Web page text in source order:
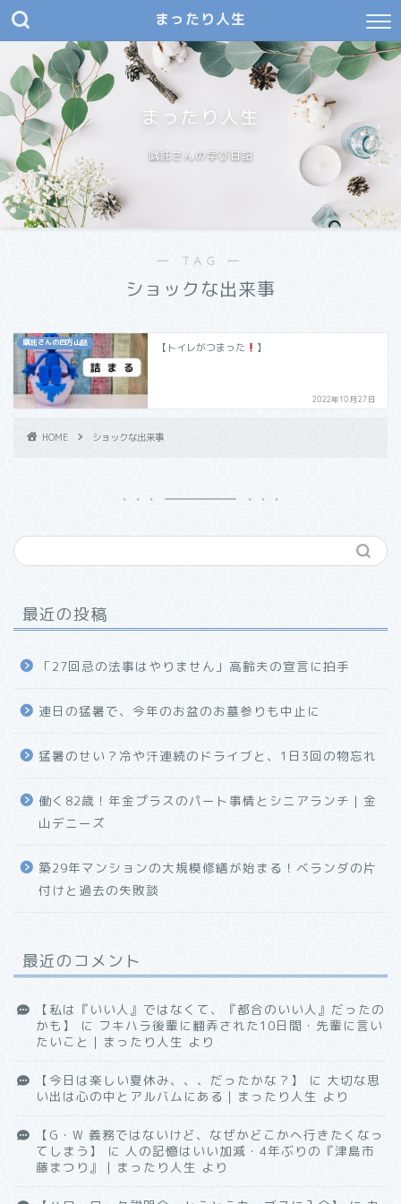
まったり人生
まったり人生
嘱託さんの学び日記
― TAG ―
ショックな出来事
嘱託さんの四方山話 【トイレがつまった 】
2022年10月27日
HOME ショックな出来事
最近の投稿
「27回忌の法事はやりません」高齢夫の宣言に拍手
連日の猛暑で、今年のお盆のお墓参りも中止に
猛暑のせい？冷や汗連続のドライブと、1日3回の物忘れ
働く82歳！年金プラスのパート事情とシニアランチ｜金
山デニーズ
築29年マンションの大規模修繕が始まる！ベランダの片
付けと過去の失敗談
最近のコメント
【私は『いい人』ではなくて、『都合のいい人』だったの
かも】
に フキハラ後輩に翻弄された10日間・先輩に言い
たいこと｜まったり人生 より
【今日は楽しい夏休み、、、だったかな？】 に 大切な思
い出は心の中とアルバムにある｜まったり人生 より
【G・W 義務ではないけど、なぜかどこかへ行きたくなっ
てしまう】
に 人の記憶はいい加減・4年ぶりの『津島市
藤まつり』｜まったり人生 より